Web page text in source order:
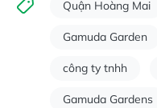
Quận Hoàng Mai
Gamuda Garden
công ty tnhh
Gamuda Gardens